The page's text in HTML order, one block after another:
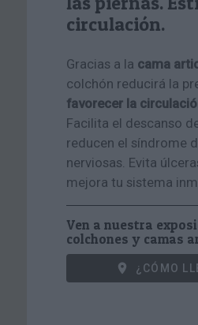
circulación.
Gracias a la cama
colchón reducirá la
favorecer la
Facilita el descanso
reducen el síndrome
nerviosas. Evita
mejora tu sistema
Ven a nuestra
colchones y camas
¿CÓMO